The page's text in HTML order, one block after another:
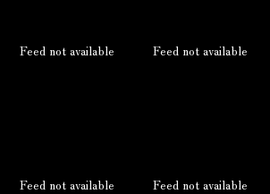
Feed not available Feed not available
Feed not available Feed not available